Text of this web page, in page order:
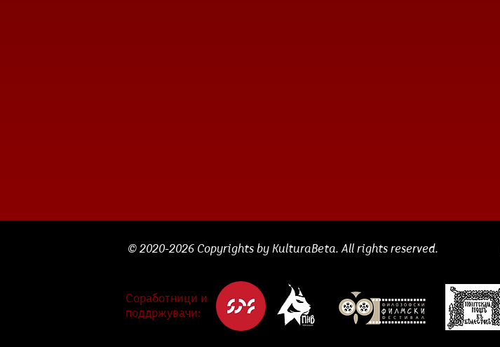
© 2020-2026 Copyrights by KulturaBeta. All rights reserved.
Соработници и
поддржувачи: